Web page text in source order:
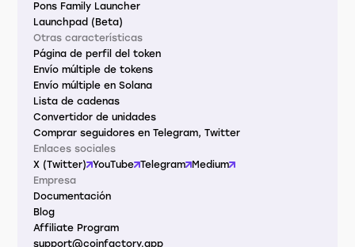
Pons Family Launcher
Launchpad (Beta)
Otras características
Página de perfil del token
Envío múltiple de tokens
Envío múltiple en Solana
Lista de cadenas
Convertidor de unidades
Comprar seguidores en Telegram, Twitter
Enlaces sociales
X (Twitter) YouTube Telegram
Medium
Empresa
Documentación
Blog
Affiliate Program
support@coinfactory.app